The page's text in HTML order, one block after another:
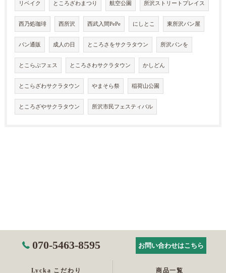
リベイク ところざわまつり 航空公園 所沢ストリートプレイス
西乃処珈琲 西所沢 西武入間PePe にしとこ 東所沢パン屋
パン通販 成人の日 ところさをサクラタウン 所沢パンを
とこらぶフェス ところさわサクラタウン かしどん
とこらざわサクラタウン やまそら祭 稲荷山公園
ところざやサクラタウン 所沢市民フェスティバル
070-5463-8595 お問い合わせはこちら
Lycka こだわり 商品一覧